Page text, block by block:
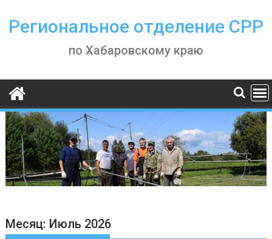
content
Региональное отделение СРР
по Хабаровскому краю
Месяц: Июль 2026